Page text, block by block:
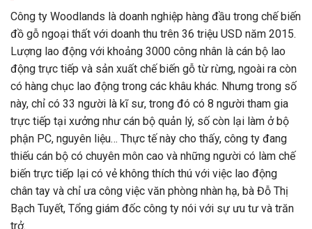
Công ty Woodlands là doanh nghiệp hàng đầu trong chế biến
đồ gỗ ngoại thất với doanh thu trên 36 triệu USD năm 2015.
Lượng lao động với khoảng 3000 công nhân là cán bộ lao
động trực tiếp và sản xuất chế biến gỗ từ rừng, ngoài ra còn
có hàng chục lao động trong các khâu khác. Nhưng trong số
này, chỉ có 33 người là kĩ sư, trong đó có 8 người tham gia
trực tiếp tại xưởng như cán bộ quản lý, số còn lại làm ở bộ
phận PC, nguyên liệu… Thực tế này cho thấy, công ty đang
thiếu cán bộ có chuyên môn cao và những người có làm chế
biến trực tiếp lại có vẻ không thích thú với việc lao động
chân tay và chỉ ưa công việc văn phòng nhàn hạ, bà Đỗ Thị
Bạch Tuyết, Tổng giám đốc công ty nói với sự ưu tư và trăn
trở.